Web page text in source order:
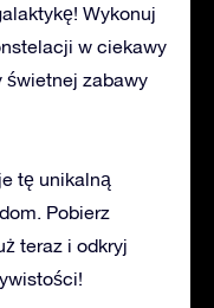
Wykonuj
w ciekawy
świetnej zabawy
tę unikalną
Pobierz
teraz i odkryj